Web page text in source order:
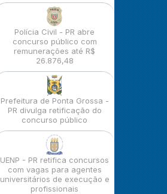
Polícia Civil - PR abre
concurso público com
remunerações até R$
26.876,48
Prefeitura de Ponta Grossa -
PR divulga retificação do
concurso público
UENP - PR retifica concursos
com vagas para agentes
universitários de execução e
profissionais